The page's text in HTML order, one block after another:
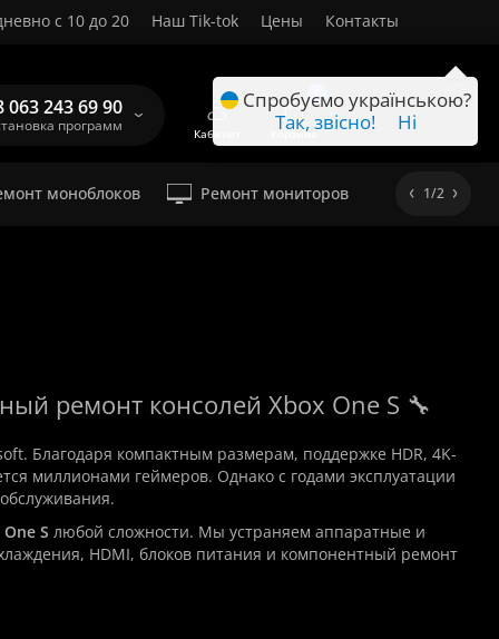
с 10 до 20 Наш Tik-tok Цены
Контакты
063 243 69 90
программ Кабинет Корзина
моноблоков Ремонт мониторов 1/2
ремонт консолей Xbox One S 🔧
Благодаря компактным размерам, поддержке HDR, 4K-
миллионами геймеров. Однако с годами эксплуатации
S любой сложности. Мы устраняем аппаратные и
HDMI, блоков питания и компонентный ремонт
Спробуємо українською?
Так, звісно!
Ні